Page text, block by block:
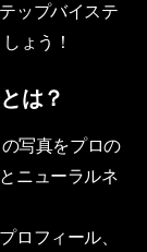
ップバイステ
ょう！
は？
写真をプロの
ニューラルネ
ロフィール、